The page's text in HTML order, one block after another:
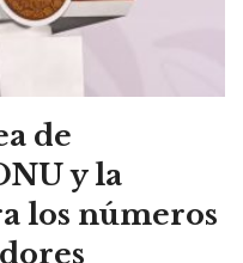
de
y la
los números